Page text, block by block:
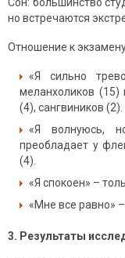
но встречаются
Отношение к
«Я сильно
меланхоликов (15)
(4), сангвиников (2).
«Я волнуюсь,
преобладает у
(4).
«Я спокоен» –
«Мне все равно»
3. Результаты